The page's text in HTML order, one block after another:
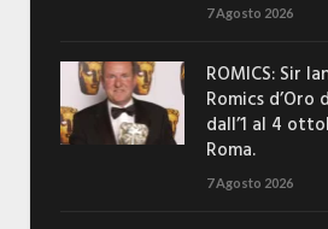
7 Agosto 2026
ROMICS: Sir
Romics d’Oro
dall’1 al 4
Roma.
7 Agosto 2026